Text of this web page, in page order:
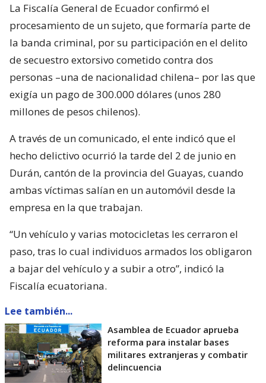
La Fiscalía General de Ecuador confirmó el
procesamiento de un sujeto, que formaría parte de
la banda criminal, por su participación en el delito
de secuestro extorsivo cometido contra dos
personas –una de nacionalidad chilena– por las que
exigía un pago de 300.000 dólares (unos 280
millones de pesos chilenos).
A través de un comunicado, el ente indicó que el
hecho delictivo ocurrió la tarde del 2 de junio en
Durán, cantón de la provincia del Guayas, cuando
ambas víctimas salían en un automóvil desde la
empresa en la que trabajan.
“Un vehículo y varias motocicletas les cerraron el
paso, tras lo cual individuos armados los obligaron
a bajar del vehículo y a subir a otro”, indicó la
Fiscalía ecuatoriana.
Lee también...
Asamblea de Ecuador aprueba
reforma para instalar bases
militares extranjeras y combatir
delincuencia